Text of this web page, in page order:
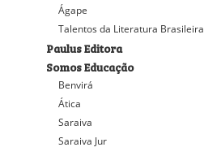
Ágape
Talentos da Literatura Brasileira
Paulus Editora
Somos Educação
Benvirá
Ática
Saraiva
Saraiva Jur